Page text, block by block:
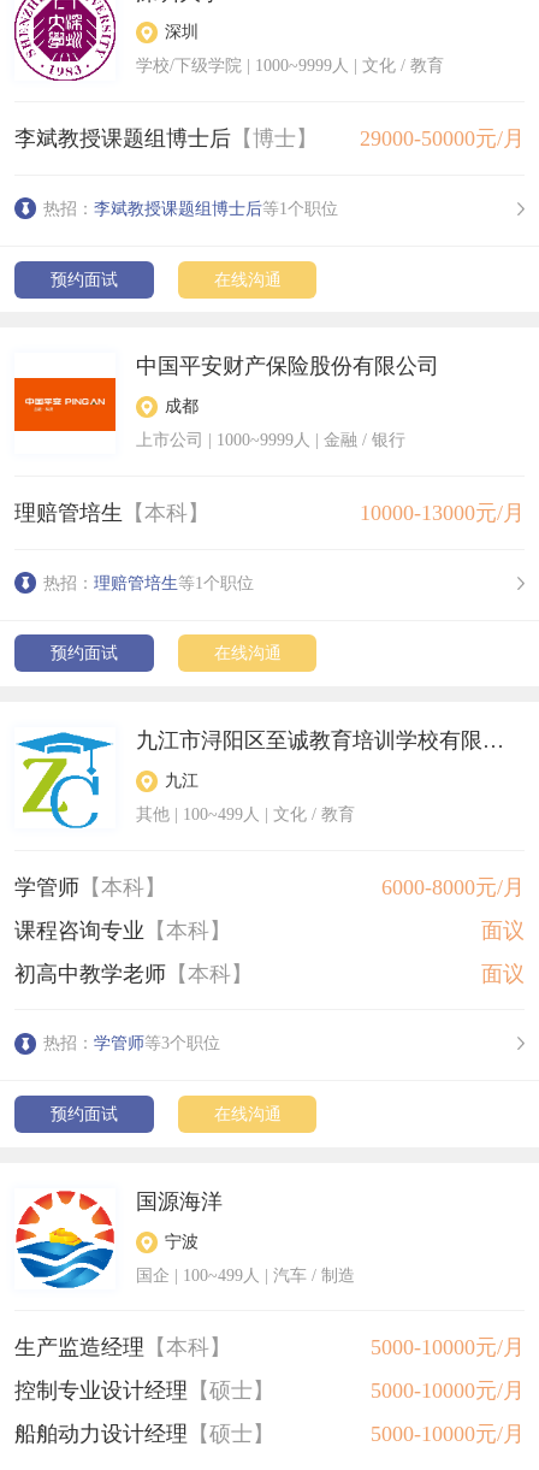
深圳
学校/下级学院 | 1000~9999人 | 文化 / 教育
李斌教授课题组博士后【博士】 29000-50000元/月
热招： 李斌教授课题组博士后等1个职位
预约面试 在线沟通
中国平安财产保险股份有限公司
成都
上市公司 | 1000~9999人 | 金融 / 银行
理赔管培生 【本科】 10000-13000元/月
热招： 理赔管培生等1个职位
预约面试 在线沟通
九江市浔阳区至诚教育培训学校有限公司
九江
其他 | 100~499人 | 文化 / 教育
学管师【本科】
6000-8000元/月
课程咨询专业 【本科】
面议
初高中教学老师【本科】 面议
热招： 学管师等3个职位
预约面试 在线沟通
国源海洋
宁波
国企 | 100~499人 | 汽车 / 制造
生产监造经理 【本科】
5000-10000元/月
控制专业设计经理 【硕士】
5000-10000元/月
船舶动力设计经理 【硕士】 5000-10000元/月